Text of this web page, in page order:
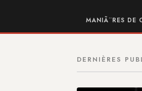
MANIÃ¨RES DE
DERNIÈRES